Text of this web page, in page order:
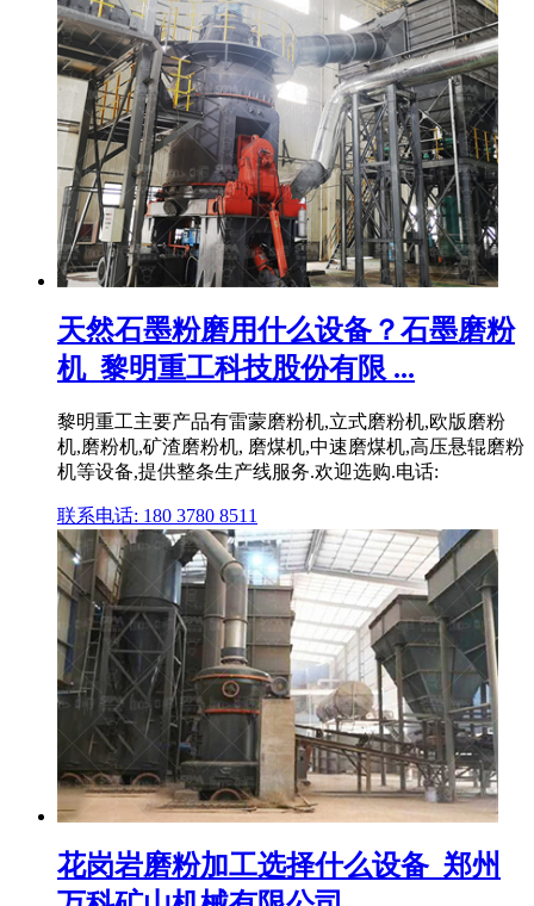
天然石墨粉磨用什么设备？石墨磨粉
机_黎明重工科技股份有限 ...
黎明重工主要产品有雷蒙磨粉机,立式磨粉机,欧版磨粉
机,磨粉机,矿渣磨粉机, 磨煤机,中速磨煤机,高压悬辊磨粉
机等设备,提供整条生产线服务.欢迎选购.电话:
联系电话: 180 3780 8511
花岗岩磨粉加工选择什么设备_郑州